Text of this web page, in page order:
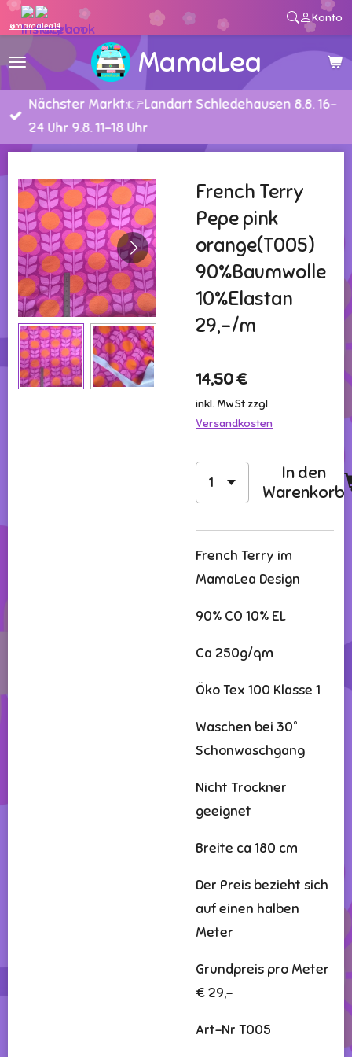
@mamalea14
Konto
Zum
Hauptinhalt
springen
MamaLea
Nächster Markt:👉Landart Schledehausen 8.8. 16-
24 Uhr 9.8. 11-18 Uhr
French Terry
Pepe pink
orange(T005)
90%Baumwolle
10%Elastan
29,-/m
14,50 €
inkl. MwSt zzgl.
Versandkosten
In den
Warenkorb
French Terry im
MamaLea Design
90% CO 10% EL
Ca 250g/qm
Öko Tex 100 Klasse 1
Waschen bei 30°
Schonwaschgang
Nicht Trockner
geeignet
Breite ca 180 cm
Der Preis bezieht sich
auf einen halben
Meter
Grundpreis pro Meter
€ 29,-
Art-Nr T005